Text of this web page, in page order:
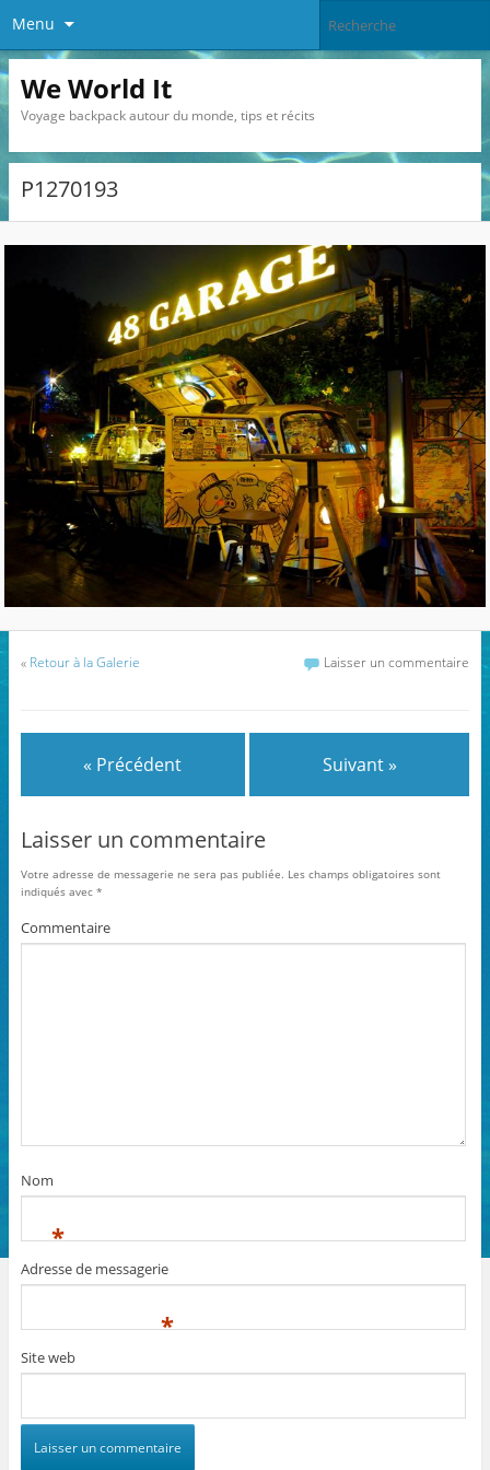
Menu
We World It
Voyage backpack autour du monde, tips et récits
P1270193
« Retour à la Galerie Laisser un commentaire
« Précédent Suivant »
Laisser un commentaire
Votre adresse de messagerie ne sera pas publiée. Les champs obligatoires sont
indiqués avec *
Commentaire
Nom
*
Adresse de messagerie
*
Site web